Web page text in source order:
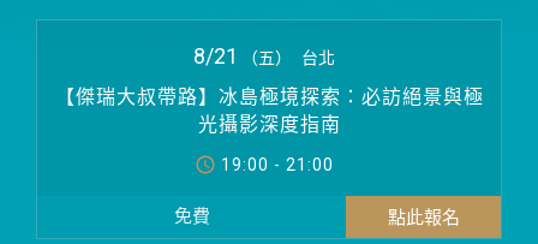
【傑瑞大叔帶路】冰島極境探索：必訪絕景與極
光攝影深度指南
8/21 （五） 台北
19:00 - 21:00
免費